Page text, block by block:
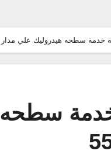
سطحه هيدروليك علي مدار
سطحه